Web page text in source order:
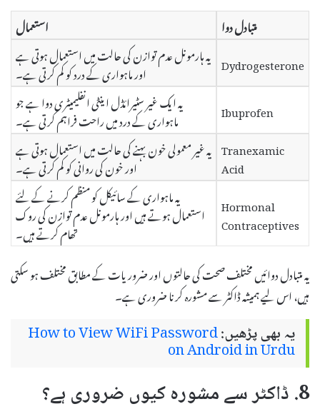
متبادل دوا
استعمال
Dydrogesterone یہ ہارمونل عدم توازن کی حالت میں استعمال ہوتی ہے
اور ماہواری کے درد کو کم کرتی ہے۔
Ibuprofen
یہ ایک غیر سٹیرائڈل اینٹی انفلیمیٹری دوا ہے جو
ماہواری کے درد میں راحت فراہم کرتی ہے۔
Tranexamic
Acid
یہ غیر معمولی خون بہنے کی حالت میں استعمال ہوتی ہے
اور خون کی روانی کو کم کرتی ہے۔
Hormonal
Contraceptives
یہ ماہواری کے سائیکل کو منظم کرنے کے لئے
استعمال ہوتے ہیں اور ہارمونل عدم توازن کی روک
تھام کرتے ہیں۔
یہ متبادل دوائیں مختلف صحت کی حالتوں اور ضروریات کے مطابق مختلف ہو سکتی
ہیں، اس لیے ہمیشہ ڈاکٹر سے مشورہ کرنا ضروری ہے۔
یہ بھی پڑھیں:How to View WiFi Password
on Android in Urdu
8. ڈاکٹر سے مشورہ کیوں ضروری ہے؟